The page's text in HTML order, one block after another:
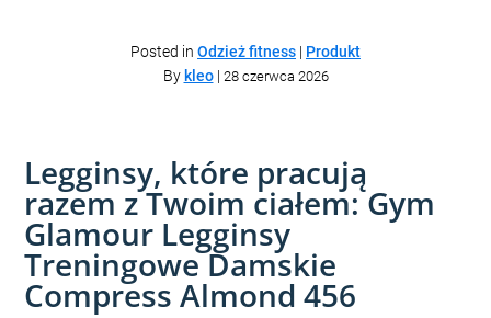
Posted in Odzież fitness | Produkt
By kleo| 28 czerwca 2026
Legginsy, które pracują
razem z Twoim ciałem: Gym
Glamour Legginsy
Treningowe Damskie
Compress Almond 456